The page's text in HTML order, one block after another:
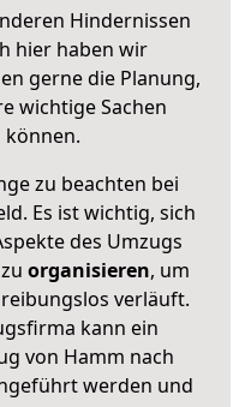
Hindernissen
hier haben wir
gerne die Planung,
wichtige Sachen
zu beachten bei
Es ist wichtig, sich
des Umzugs
organisieren, um
verläuft.
kann ein
von Hamm nach
werden und